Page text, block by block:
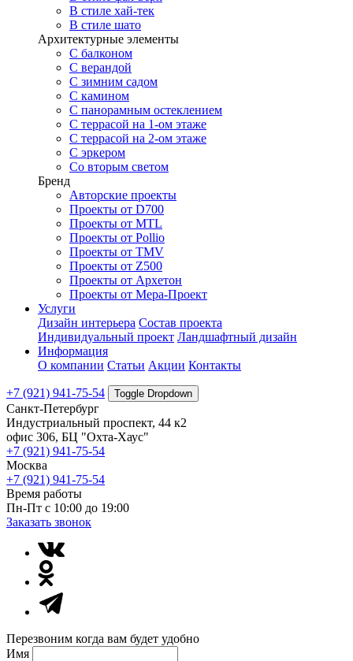
В стиле хай-тек
В стиле шато
Архитектурные элементы
С балконом
С верандой
С зимним садом
С камином
С панорамным остеклением
С террасой на 1-ом этаже
С террасой на 2-ом этаже
С эркером
Со вторым светом
Бренд
Авторские проекты
Проекты от D700
Проекты от MTL
Проекты от Pollio
Проекты от TMV
Проекты от Z500
Проекты от Архетон
Проекты от Мера-Проект
Услуги
Дизайн интерьера Состав проекта
Индивидуальный проект Ландшафтный дизайн
Информация
О компании Статьи Акции Контакты
+7 (921) 941-75-54 Toggle Dropdown
Санкт-Петербург
Индустриальный проспект, 44 к2
офис 306, БЦ "Охта-Хаус"
+7 (921) 941-75-54
Москва
+7 (921) 941-75-54
Время работы
Пн-Пт с 10:00 до 19:00
Заказать звонок
Перезвоним когда вам будет удобно
Имя